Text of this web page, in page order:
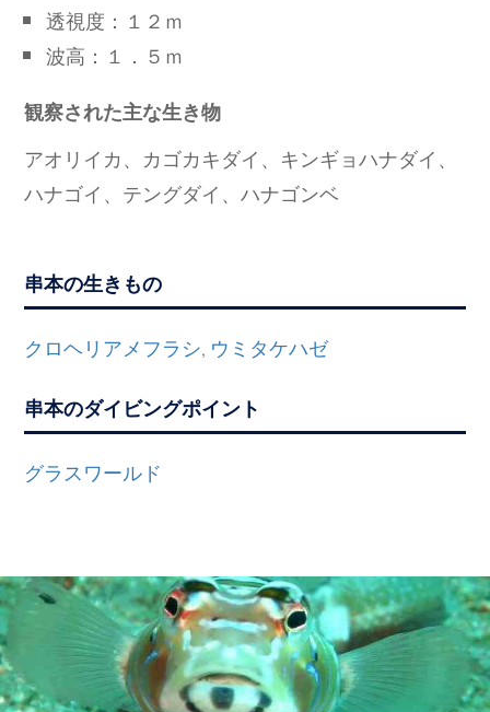
透視度：１２ｍ
波高：１．５ｍ
観察された主な生き物
アオリイカ、カゴカキダイ、キンギョハナダイ、
ハナゴイ、テングダイ、ハナゴンベ
串本の生きもの
クロヘリアメフラシ, ウミタケハゼ
串本のダイビングポイント
グラスワールド